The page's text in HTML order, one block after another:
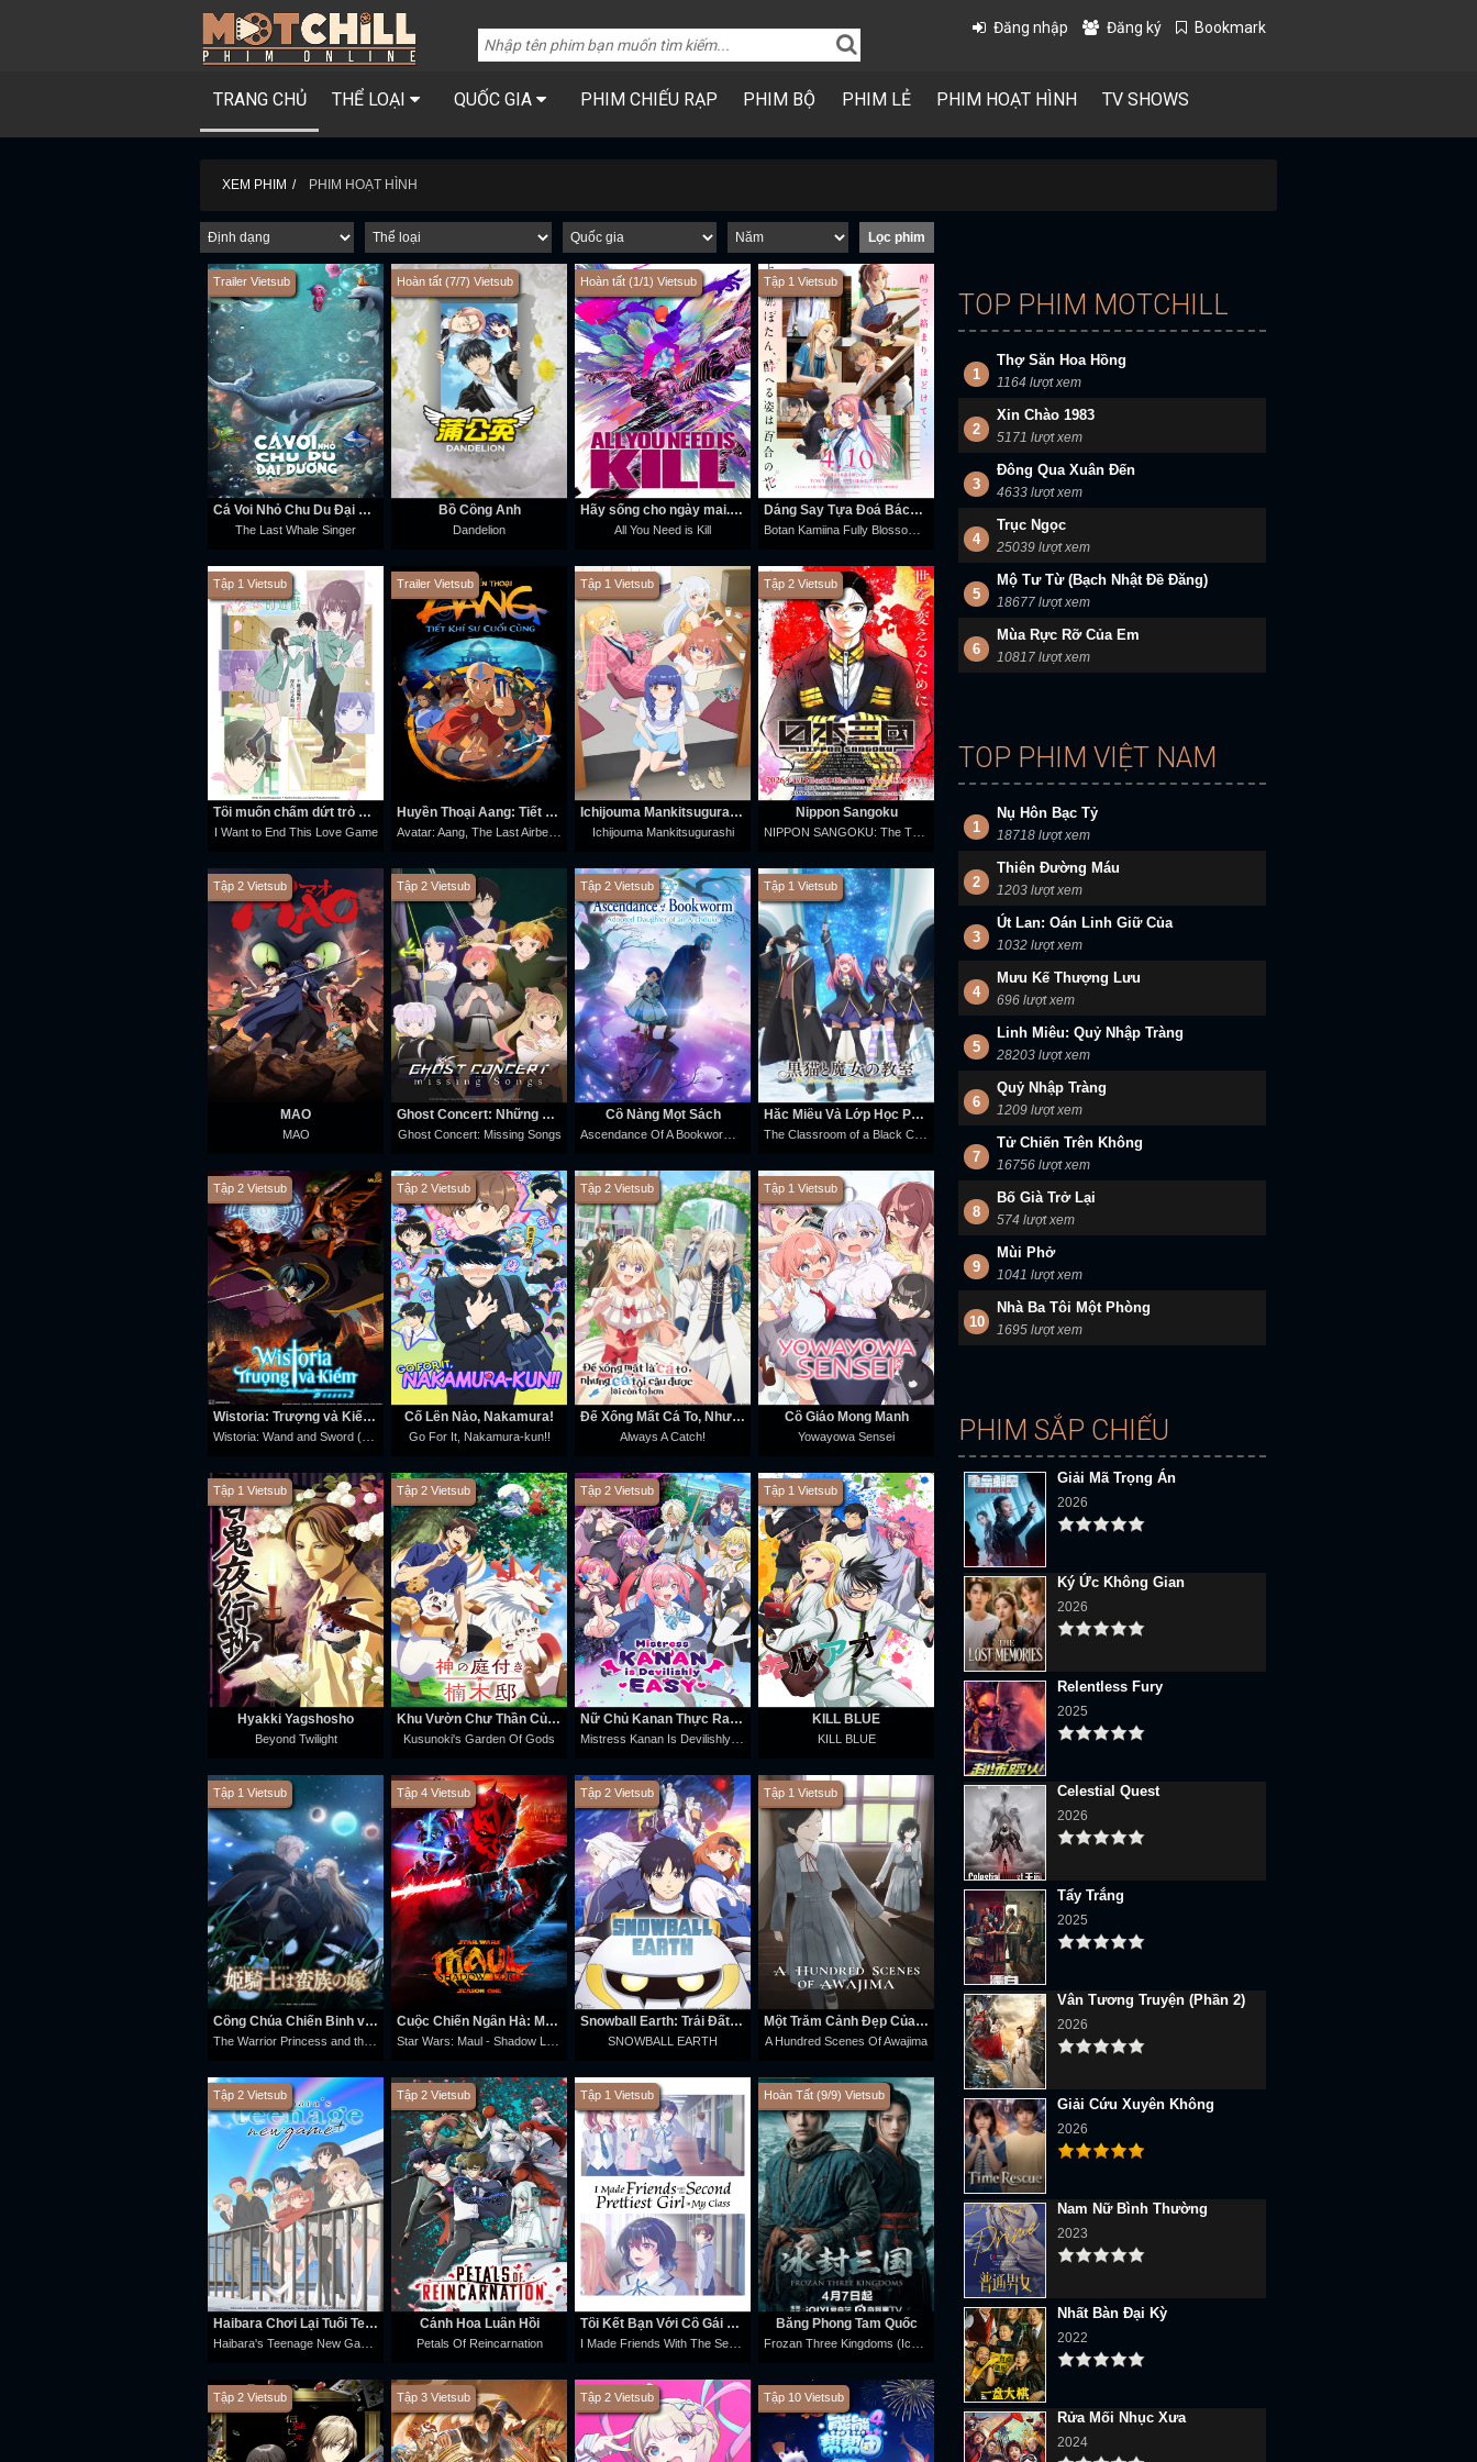
Đăng nhập Đăng ký Bookmark
TRANG CHỦ THỂ LOẠI QUỐC GIA PHIM CHIẾU RẠP PHIM BỘ PHIM LẺ PHIM HOẠT HÌNH TV SHOWS
XEM PHIM PHIM HOẠT HÌNH
Trailer Vietsub
Cá Voi Nhỏ Chu Du Đại Dương
The Last Whale Singer
Hoàn tất (7/7) Vietsub
Bồ Công Anh
Dandelion
Hoàn tất (1/1) Vietsub
Hãy sống cho ngày mai. Hãy chết hôm nay.
All You Need is Kill
Tập 1 Vietsub
Dáng Say Tựa Đoá Bách Hợp
Botan Kamiina Fully Blossoms When Drunk
Tập 1 Vietsub
Tôi muốn chấm dứt trò chơi tình yêu này
I Want to End This Love Game
Trailer Vietsub
Huyền Thoại Aang: Tiết Khí Sư Cuối Cùng
Avatar: Aang, The Last Airbender
Tập 1 Vietsub
Ichijouma Mankitsugurashi
Ichijouma Mankitsugurashi
Tập 2 Vietsub
Nippon Sangoku
NIPPON SANGOKU: The Three Nations of the Crimson Sun
Tập 2 Vietsub
MAO
MAO
Tập 2 Vietsub
Ghost Concert: Những Bài Hát Thất Lạc
Ghost Concert: Missing Songs
Tập 2 Vietsub
Cô Nàng Mọt Sách
Ascendance Of A Bookworm (Adopted Daughter Of An Archduke)
Tập 1 Vietsub
Hắc Miêu Và Lớp Học Phù Thủy
The Classroom of a Black Cat and a Witch
Tập 2 Vietsub
Wistoria: Trượng và Kiếm (Phần 2)
Wistoria: Wand and Sword (Season 2)
Tập 2 Vietsub
Cố Lên Nào, Nakamura!
Go For It, Nakamura-kun!!
Tập 2 Vietsub
Để Xổng Mất Cá To, Nhưng Cá Tôi Câu Được Lại Còn To Hơn
Always A Catch!
Tập 1 Vietsub
Cô Giáo Mong Manh
Yowayowa Sensei
Tập 1 Vietsub
Hyakki Yagshosho
Beyond Twilight
Tập 2 Vietsub
Khu Vườn Chư Thần Của Kusunoki
Kusunoki's Garden Of Gods
Tập 2 Vietsub
Nữ Chủ Kanan Thực Ra Rất Dễ Dụ
Mistress Kanan Is Devilishly Easy
Tập 1 Vietsub
KILL BLUE
KILL BLUE
Tập 1 Vietsub
Công Chúa Chiến Binh và Vua Dã Ma
The Warrior Princess and the Barbaric King
Tập 4 Vietsub
Cuộc Chiến Ngân Hà: Maul – Chúa Tể Bóng Tối
Star Wars: Maul - Shadow Lord
Tập 2 Vietsub
Snowball Earth: Trái Đất Đóng Băng
SNOWBALL EARTH
Tập 1 Vietsub
Một Trăm Cảnh Đẹp Của Awajima
A Hundred Scenes Of Awajima
Tập 2 Vietsub
Haibara Chơi Lại Tuổi Teen
Haibara's Teenage New Game+
Tập 2 Vietsub
Cánh Hoa Luân Hồi
Petals Of Reincarnation
Tập 1 Vietsub
Tôi Kết Bạn Với Cô Gái Xinh Thứ Hai Trong Lớp
I Made Friends With The Second Prettiest Girl In My Class
Hoàn Tất (9/9) Vietsub
Băng Phong Tam Quốc
Frozan Three Kingdoms (Ice War Three Kingdoms)
Tập 2 Vietsub Tập 3 Vietsub Tập 2 Vietsub Tập 10 Vietsub
TOP PHIM MOTCHILL
1
Thợ Săn Hoa Hồng
1164 lượt xem
2
Xin Chào 1983
5171 lượt xem
3
Đông Qua Xuân Đến
4633 lượt xem
4
Trục Ngọc
25039 lượt xem
5
Mộ Tư Từ (Bạch Nhật Đề Đăng)
18677 lượt xem
6
Mùa Rực Rỡ Của Em
10817 lượt xem
TOP PHIM VIỆT NAM
1
Nụ Hôn Bạc Tỷ
18718 lượt xem
2
Thiên Đường Máu
1203 lượt xem
3
Út Lan: Oán Linh Giữ Của
1032 lượt xem
4
Mưu Kế Thượng Lưu
696 lượt xem
5
Linh Miêu: Quỷ Nhập Tràng
28203 lượt xem
6
Quỷ Nhập Tràng
1209 lượt xem
7
Tử Chiến Trên Không
16756 lượt xem
8
Bố Già Trở Lại
574 lượt xem
9
Mùi Phở
1041 lượt xem
10
Nhà Ba Tôi Một Phòng
1695 lượt xem
PHIM SẮP CHIẾU
Giải Mã Trọng Án
2026
Ký Ức Không Gian
2026
Relentless Fury
2025
Celestial Quest
2026
Tẩy Trắng
2025
Vân Tương Truyện (Phần 2)
2026
Giải Cứu Xuyên Không
2026
Nam Nữ Bình Thường
2023
Nhất Bàn Đại Kỳ
2022
Rửa Mối Nhục Xưa
2024